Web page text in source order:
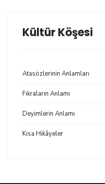
Kültür Köşesi
Atasözlerinin Anlamları
Fıkraların Anlamı
Deyimlerin Anlamı
Kısa Hikâyeler